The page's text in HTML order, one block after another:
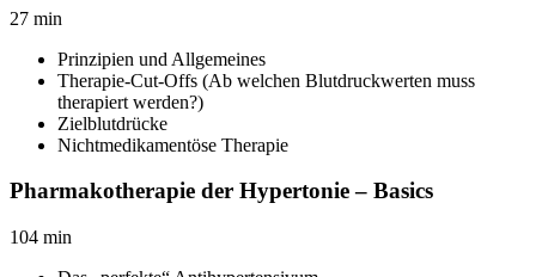
27 min
Prinzipien und Allgemeines
Therapie-Cut-Offs (Ab welchen Blutdruckwerten muss
therapiert werden?)
Zielblutdrücke
Nichtmedikamentöse Therapie
Pharmakotherapie der Hypertonie – Basics
104 min